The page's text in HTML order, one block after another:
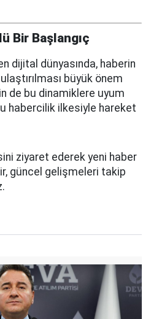
Bir Başlangıç
dijital dünyasında, haberin
büyük önem
de bu dinamiklere uyum
habercilik ilkesiyle hareket
ziyaret ederek yeni haber
güncel gelişmeleri takip